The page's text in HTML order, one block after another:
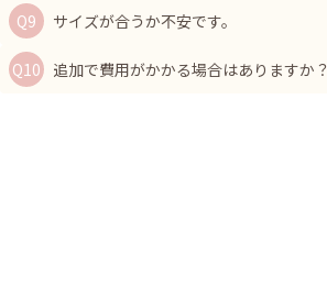
サイズが合うか不安です。
追加で費用がかかる場合はありますか？